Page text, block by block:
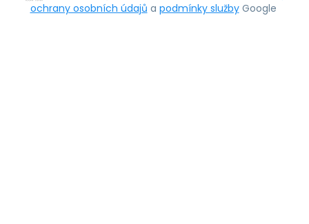
ochrany osobních údajů a podmínky služby Google